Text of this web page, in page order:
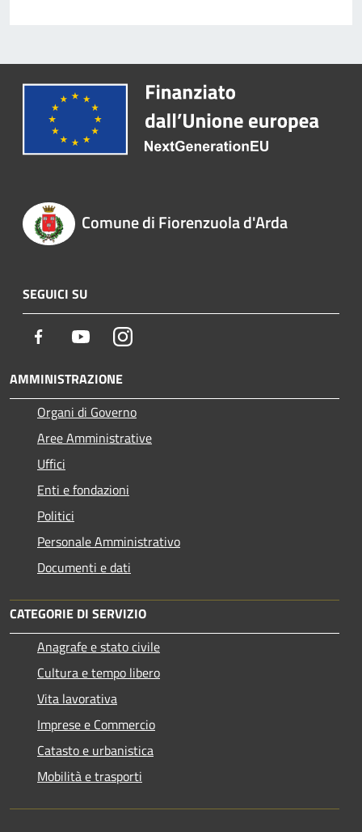
Comune di Fiorenzuola d'Arda
SEGUICI SU
Facebook YoutubeInstagram
AMMINISTRAZIONE
Organi di Governo
Aree Amministrative
Uffici
Enti e fondazioni
Politici
Personale Amministrativo
Documenti e dati
CATEGORIE DI SERVIZIO
Anagrafe e stato civile
Cultura e tempo libero
Vita lavorativa
Imprese e Commercio
Catasto e urbanistica
Mobilità e trasporti